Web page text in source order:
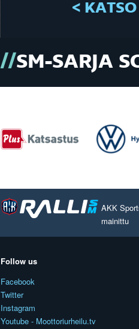
<
SM-SARJA
AKK
mainittu
Follow us
Facebook
Twitter
Instagram
Youtube - Moottoriurheilu.tv